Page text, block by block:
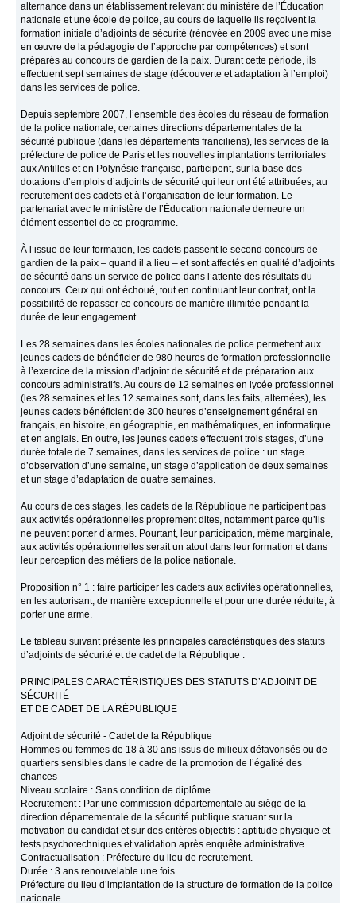
alternance dans un établissement relevant du ministère de l’Éducation
nationale et une école de police, au cours de laquelle ils reçoivent la
formation initiale d’adjoints de sécurité (rénovée en 2009 avec une mise
en œuvre de la pédagogie de l’approche par compétences) et sont
préparés au concours de gardien de la paix. Durant cette période, ils
effectuent sept semaines de stage (découverte et adaptation à l’emploi)
dans les services de police.
Depuis septembre 2007, l’ensemble des écoles du réseau de formation
de la police nationale, certaines directions départementales de la
sécurité publique (dans les départements franciliens), les services de la
préfecture de police de Paris et les nouvelles implantations territoriales
aux Antilles et en Polynésie française, participent, sur la base des
dotations d’emplois d’adjoints de sécurité qui leur ont été attribuées, au
recrutement des cadets et à l’organisation de leur formation. Le
partenariat avec le ministère de l’Éducation nationale demeure un
élément essentiel de ce programme.
À l’issue de leur formation, les cadets passent le second concours de
gardien de la paix – quand il a lieu – et sont affectés en qualité d’adjoints
de sécurité dans un service de police dans l’attente des résultats du
concours. Ceux qui ont échoué, tout en continuant leur contrat, ont la
possibilité de repasser ce concours de manière illimitée pendant la
durée de leur engagement.
Les 28 semaines dans les écoles nationales de police permettent aux
jeunes cadets de bénéficier de 980 heures de formation professionnelle
à l’exercice de la mission d’adjoint de sécurité et de préparation aux
concours administratifs. Au cours de 12 semaines en lycée professionnel
(les 28 semaines et les 12 semaines sont, dans les faits, alternées), les
jeunes cadets bénéficient de 300 heures d’enseignement général en
français, en histoire, en géographie, en mathématiques, en informatique
et en anglais. En outre, les jeunes cadets effectuent trois stages, d’une
durée totale de 7 semaines, dans les services de police : un stage
d’observation d’une semaine, un stage d’application de deux semaines
et un stage d’adaptation de quatre semaines.
Au cours de ces stages, les cadets de la République ne participent pas
aux activités opérationnelles proprement dites, notamment parce qu’ils
ne peuvent porter d’armes. Pourtant, leur participation, même marginale,
aux activités opérationnelles serait un atout dans leur formation et dans
leur perception des métiers de la police nationale.
Proposition n° 1 : faire participer les cadets aux activités opérationnelles,
en les autorisant, de manière exceptionnelle et pour une durée réduite, à
porter une arme.
Le tableau suivant présente les principales caractéristiques des statuts
d’adjoints de sécurité et de cadet de la République :
PRINCIPALES CARACTÉRISTIQUES DES STATUTS D’ADJOINT DE
SÉCURITÉ
ET DE CADET DE LA RÉPUBLIQUE
Adjoint de sécurité - Cadet de la République
Hommes ou femmes de 18 à 30 ans issus de milieux défavorisés ou de
quartiers sensibles dans le cadre de la promotion de l’égalité des
chances
Niveau scolaire : Sans condition de diplôme.
Recrutement : Par une commission départementale au siège de la
direction départementale de la sécurité publique statuant sur la
motivation du candidat et sur des critères objectifs : aptitude physique et
tests psychotechniques et validation après enquête administrative
Contractualisation : Préfecture du lieu de recrutement.
Durée : 3 ans renouvelable une fois
Préfecture du lieu d’implantation de la structure de formation de la police
nationale.